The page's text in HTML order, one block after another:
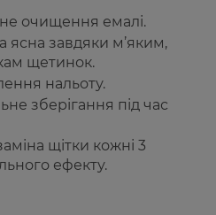
очищення емалі.
завдяки м’яким,
щетинок.
нальоту.
зберігання під час
щітки кожні 3
ефекту.